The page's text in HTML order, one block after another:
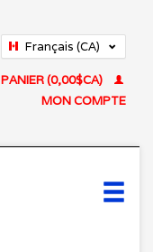
Français (CA)
PANIER (0,00$CA)
MON COMPTE